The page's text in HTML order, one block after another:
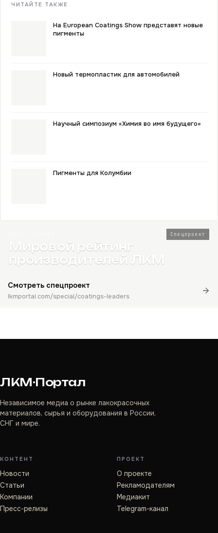
ЧИТАЙТЕ ТАКЖЕ
На European Coatings Show представят новые
пигменты
Новый термопластик для автомобилей
Научный симпозиум «Химия во имя будущего»
Пигменты для Колумбии
Спецпроект
Мировой рейтинг
производителей ЛКМ
Смотреть спецпроект
lkmportal.com/special/coatings-leaders
ЛКМ·Портал
Независимое медиа о рынке лакокрасочных
материалов, сырья и оборудования в России,
СНГ и мире.
КОНТЕНТ
Новости
Статьи
Компании
Пресс-релизы
ПРОЕКТ
О проекте
Рекламодателям
Медиакит
Telegram-канал